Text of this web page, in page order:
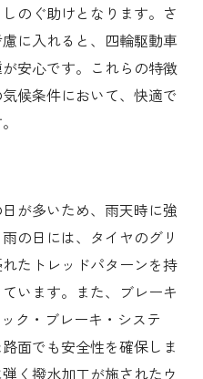
のぐ助けとなります。さ
に入れると、四輪駆動車
安心です。これらの特徴
候条件において、快適で
が多いため、雨天時に強
の日には、タイヤのグリ
たトレッドパターンを持
います。また、ブレーキ
ク・ブレーキ・システ
面でも安全性を確保しま
く撥水加工が施されたウ